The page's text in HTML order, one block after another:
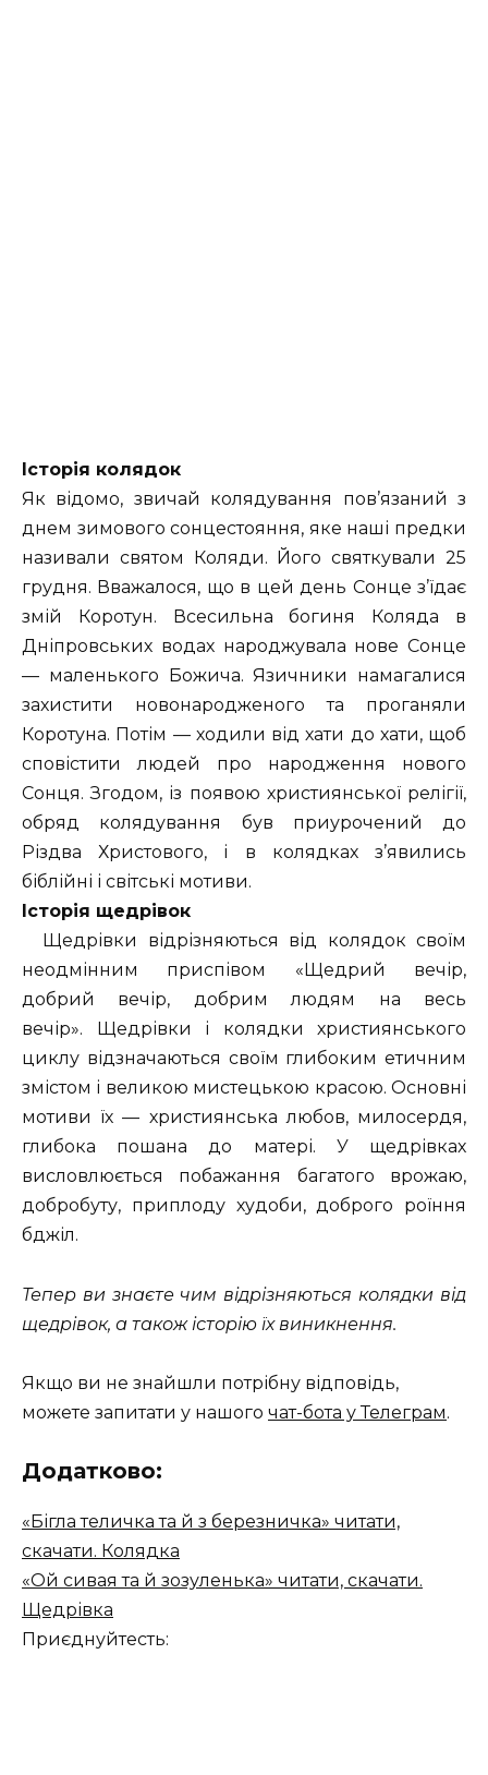
Історія колядок
Як відомо, звичай колядування пов’язаний з
днем зимового сонцестояння, яке наші предки
називали святом Коляди. Його святкували 25
грудня. Вважалося, що в цей день Сонце з’їдає
змій Коротун. Всесильна богиня Коляда в
Дніпровських водах народжувала нове Сонце
— маленького Божича. Язичники намагалися
захистити новонародженого та проганяли
Коротуна. Потім — ходили від хати до хати, щоб
сповістити людей про народження нового
Сонця. Згодом, із появою християнської релігії,
обряд колядування був приурочений до
Різдва Христового, і в колядках з’явились
біблійні і світські мотиви.
Історія щедрівок
Щедрівки відрізняються від колядок своїм
неодмінним приспівом «Щедрий вечір,
добрий вечір, добрим людям на весь
вечір». Щедрівки і колядки християнського
циклу відзначаються своїм глибоким етичним
змістом і великою мистецькою красою. Основні
мотиви їх — християнська любов, милосердя,
глибока пошана до матері. У щедрівках
висловлюється побажання багатого врожаю,
добробуту, приплоду худоби, доброго роїння
бджіл.
Тепер ви знаєте чим відрізняються колядки від
щедрівок, а також історію їх виникнення.
Якщо ви не знайшли потрібну відповідь,
можете запитати у нашого чат-бота у Телеграм.
Додатково:
«Бігла теличка та й з березничка» читати,
скачати. Колядка
«Ой сивая та й зозуленька» читати, скачати.
Щедрівка
Приєднуйтесть: